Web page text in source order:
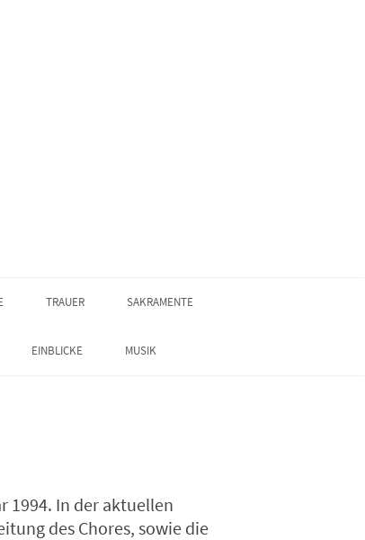
TRAUER SAKRAMENTE
EINBLICKE MUSIK
1994. In der aktuellen
des Chores, sowie die